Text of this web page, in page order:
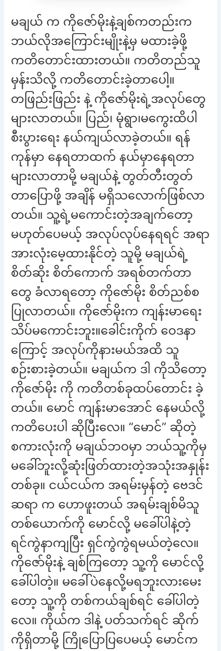
မချယ် က ကိုဇော်မိုးနဲ့ချစ်ကတည်းက
ဘယ်လိုအကြောင်းမျိုးနဲ့မှ မထားခဲ့ဖို့
ကတိတောင်းထားတယ်။ ကတိတည်သူ
မှန်းသိလို့ ကတိတောင်းခဲ့တာပေါ့။
တဖြည်းဖြည်း နဲ့ ကိုဇော်မိုးရဲ့အလုပ်တွေ
များလာတယ်။ ပြည်၊ မုံရွာ၊မကွေးထိပါ
စီးပွားရေး နယ်ကျယ်လာခဲ့တယ်။ ရန်
ကုန်မှာ နေရတာထက် နယ်မှာနေရတာ
များလာတာမို့ မချယ်နဲ့ တွတ်တီးတွတ်
တာပြောဖို့ အချိန် မရှိသလောက်ဖြစ်လာ
တယ်။ သူ့ရဲ့မကောင်းတဲ့အချက်တော့
မဟုတ်ပေမယ့် အလုပ်လုပ်နေရရင် အရာ
အားလုံးမေ့ထားနိုင်တဲ့ သူမို့ မချယ်ရဲ့
စိတ်ဆိုး စိတ်ကောက် အရစ်တက်တာ
တွေ ခံလာရတော့ ကိုဇော်မိုး စိတ်ညစ်စ
ပြုလာတယ်။ ကိုဇော်မိုးက ကျန်းမာရေး
သိပ်မကောင်းဘူး။ခေါင်းကိုက် ဝေဒနာ
ကြောင့် အလုပ်ကိုနားမယ်အထိ သူ
စဉ်းစားခဲ့တယ်။ မချယ်က ဒါ ကိုသိတော့
ကိုဇော်မိုး ကို ကတိတစ်ခုထပ်တောင်း ခဲ့
တယ်။ မောင် ကျန်းမာအောင် နေမယ်လို့
ကတိပေးပါ ဆိုပြီးလေ။ “မောင်” ဆိုတဲ့
စကားလုံးကို မချယ်ဘဝမှာ ဘယ်သူ့ကိုမှ
မခေါ်ဘူးလို့ဆုံးဖြတ်ထားတဲ့အသုံးအနှုန်း
တစ်ခု။ ငယ်ငယ်က အရမ်းမှန်တဲ့ ဗေဒင်
ဆရာ က ဟောဖူးတယ် အရမ်းချစ်မိသူ
တစ်ယောက်ကို မောင်လို့ မခေါ်ပါနဲ့တဲ့
ရင်ကွဲနာကျပြီး ရှင်ကွဲကွဲရမယ်တဲ့လေ။
ကိုဇော်မိုးနဲ့ ချစ်ကြတော့ သူ့ကို မောင်လို့
ခေါ်ပါတဲ့။ မခေါ်ပဲနေလို့မရဘူးလားမေး
တော့ သူ့ကို တစ်ကယ်ချစ်ရင် ခေါ်ပါတဲ့
လေ။ ကိုယ်က ဒါနဲ့ ပတ်သက်ရင် ဆိုက်
ကိုရှိတာမို့ ကြိုပြောပြပေမယ့် မောင်က